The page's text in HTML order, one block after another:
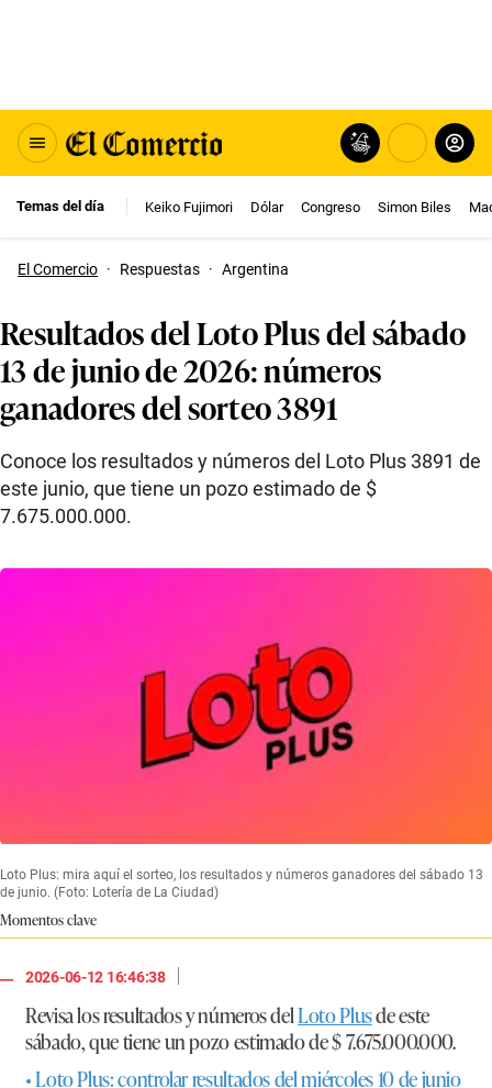
Temas del día Keiko Fujimori Dólar Congreso Simon Biles
El Comercio · Respuestas · Argentina
Resultados del Loto Plus del sábado
13 de junio de 2026: números
ganadores del sorteo 3891
Conoce los resultados y números del Loto Plus 3891 de
este junio, que tiene un pozo estimado de $
7.675.000.000.
Loto Plus: mira aquí el sorteo, los resultados y números ganadores del sábado 13
de junio. (Foto: Lotería de La Ciudad)
Momentos clave
2026-06-12 16:46:38
|
Revisa los resultados y números delLoto Plusde este
sábado, que tiene un pozo estimado de$ 7.675.000.000.
• Loto Plus: controlar resultados del miércoles 10 de junio